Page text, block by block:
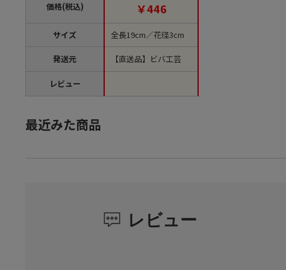
価格(税込)
サイズ
発送元
レビュー
【直送品】￥446
全長19cm／花径3cm
【直送品】ビバ工芸
最近みた商品
レビュー